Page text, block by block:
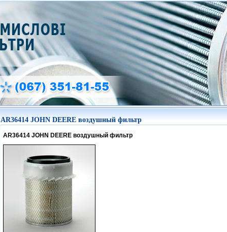
AR36414 JOHN DEERE воздушный фильтр
AR36414 JOHN DEERE воздушный фильтр